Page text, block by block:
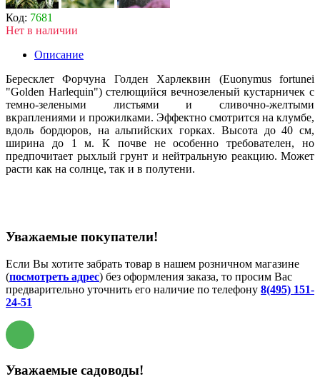
Код: 7681
Нет в наличии
Описание
Бересклет Форчуна Голден Харлеквин (Euonymus fortunei
"Golden Harlequin") стелющийся вечнозеленый кустарничек с
темно-зелеными листьями и сливочно-желтыми
вкраплениями и прожилками. Эффектно смотрится на клумбе,
вдоль бордюров, на альпийских горках. Высота до 40 см,
ширина до 1 м. К почве не особенно требователен, но
предпочитает рыхлый грунт и нейтральную реакцию. Может
расти как на солнце, так и в полутени.
Уважаемые покупатели!
Если Вы хотите забрать товар в нашем розничном магазине
(посмотреть адрес) без оформления заказа, то просим Вас
предварительно уточнить его наличие по телефону 8(495) 151-
24-51
Уважаемые садоводы!